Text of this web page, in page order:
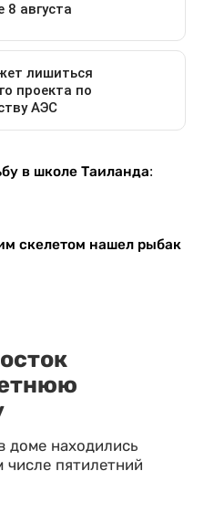
в школе Таиланда:
скелетом нашел рыбак
доме находились
числе пятилетний